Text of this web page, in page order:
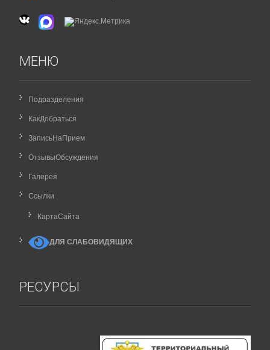
МЕНЮ
Подразделения
КакДобраться
ЗаписьНаПрием
ОтзывыОбсуждения
Галерея
Ссылки
КартаCайта
ДЛЯ СЛАБОВИДЯЩИХ
РЕСУРСЫ